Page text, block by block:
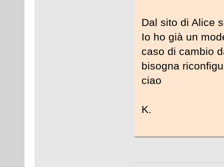
Dal sito di Alice
Io ho già un
caso di cambio
bisogna
ciao
K.